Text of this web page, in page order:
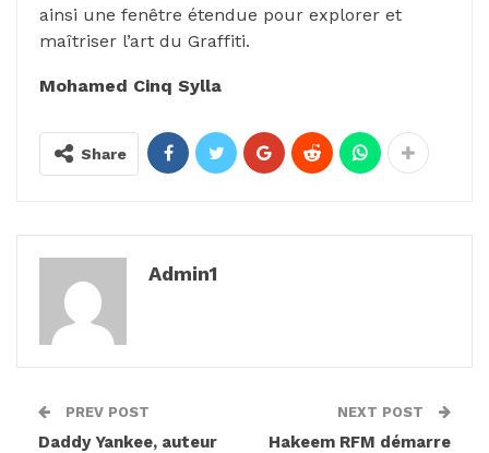
ainsi une fenêtre étendue pour explorer et
maîtriser l’art du Graffiti.
Mohamed Cinq Sylla
Share
Admin1
PREV POST
Daddy Yankee, auteur
NEXT POST
Hakeem RFM démarre